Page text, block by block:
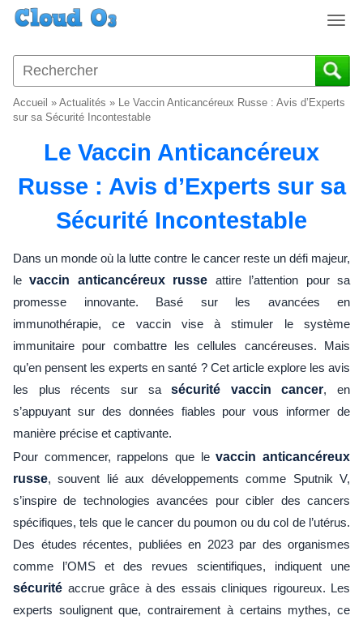
T
g
g
i
i
Accueil » Actualités » Le Vaccin Anticancéreux Russe : Avis d’Experts
sur sa Sécurité Incontestable
Le Vaccin Anticancéreux
Russe : Avis d’Experts sur sa
Sécurité Incontestable
Dans un monde où la lutte contre le cancer reste un défi majeur,
levaccin anticancéreux russe attire l’attention pour sa
promesse innovante. Basé sur les avancées en
immunothérapie, ce vaccin vise à stimuler le système
immunitaire pour combattre les cellules cancéreuses. Mais
qu’en pensent les experts en santé ? Cet article explore les avis
les plus récents sur sasécurité vaccin cancer, en
s’appuyant sur des données fiables pour vous informer de
manière précise et captivante.
Pour commencer, rappelons que levaccin anticancéreux
russe, souvent lié aux développements comme Sputnik V,
s’inspire de technologies avancées pour cibler des cancers
spécifiques, tels que le cancer du poumon ou du col de l’utérus.
Des études récentes, publiées en 2023 par des organismes
comme l’OMS et des revues scientifiques, indiquent une
sécurité accrue grâce à des essais cliniques rigoureux. Les
experts soulignent que, contrairement à certains mythes, ce